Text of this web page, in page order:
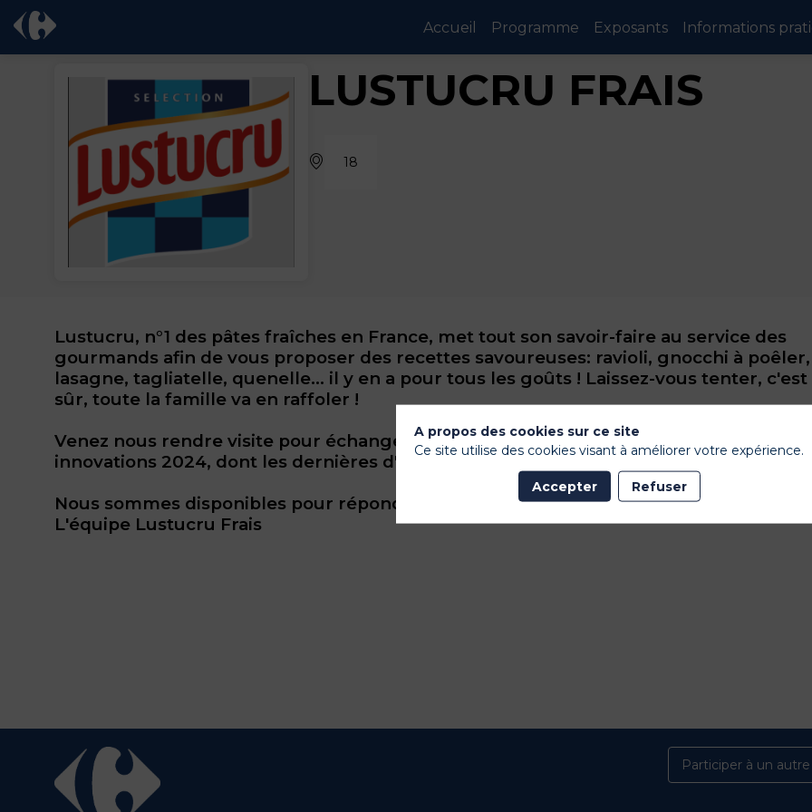
Accueil Programme Exposants Informations
LUSTUCRU FRAIS
18
Lustucru, n°1 des pâtes fraîches en France, met tout son savoir-faire au service des
gourmands afin de vous proposer des recettes savoureuses: ravioli, gnocchi à poêler,
lasagne, tagliatelle, quenelle... il y en a pour tous les goûts ! Laissez-vous tenter, c'est
sûr, toute la famille va en raffoler !
Venez nous rendre visite pour échanger sur nos gammes et activations, découvrir nos
innovations 2024, dont les dernières d'octobre !
Nous sommes disponibles pour répondre à toutes vos questions,
L'équipe Lustucru Frais
Participer à un
A propos des cookies sur ce site
Ce site utilise des cookies visant à améliorer votre expérience.
Accepter Refuser